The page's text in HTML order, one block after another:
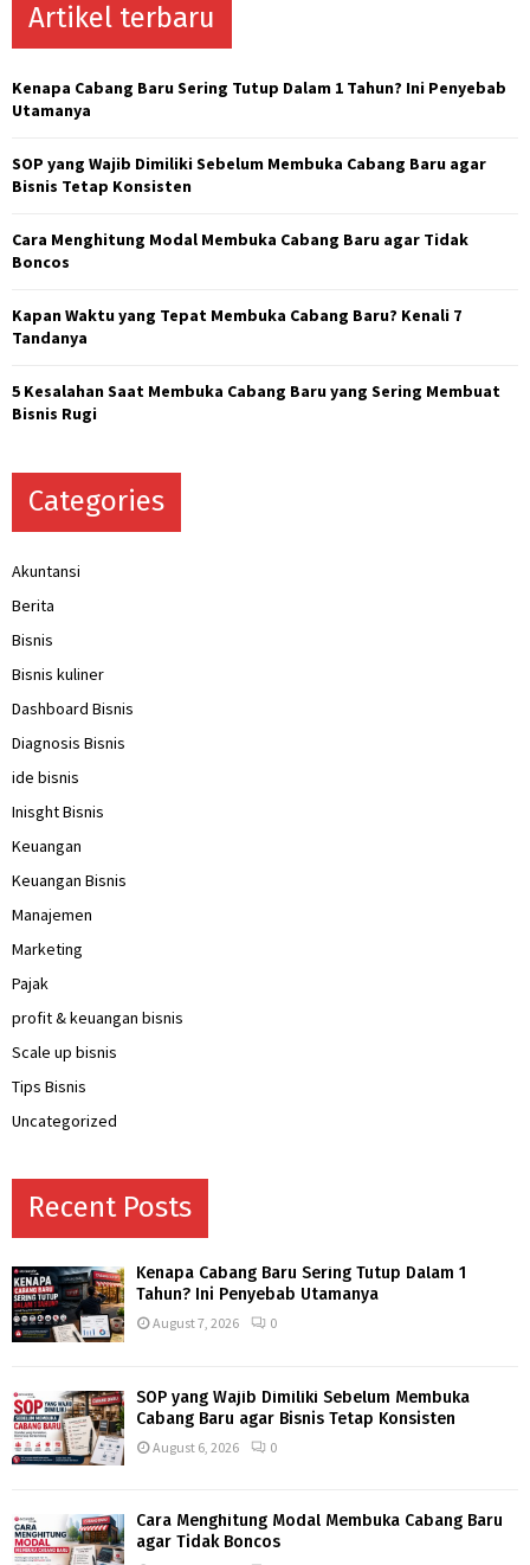
o
r
Artikel terbaru
Kenapa Cabang Baru Sering Tutup Dalam 1 Tahun? Ini Penyebab
Utamanya
SOP yang Wajib Dimiliki Sebelum Membuka Cabang Baru agar
Bisnis Tetap Konsisten
Cara Menghitung Modal Membuka Cabang Baru agar Tidak
Boncos
Kapan Waktu yang Tepat Membuka Cabang Baru? Kenali 7
Tandanya
5 Kesalahan Saat Membuka Cabang Baru yang Sering Membuat
Bisnis Rugi
Categories
Akuntansi
Berita
Bisnis
Bisnis kuliner
Dashboard Bisnis
Diagnosis Bisnis
ide bisnis
Inisght Bisnis
Keuangan
Keuangan Bisnis
Manajemen
Marketing
Pajak
profit & keuangan bisnis
Scale up bisnis
Tips Bisnis
Uncategorized
Recent Posts
Kenapa Cabang Baru Sering Tutup Dalam 1
Tahun? Ini Penyebab Utamanya
August 7, 2026 0
SOP yang Wajib Dimiliki Sebelum Membuka
Cabang Baru agar Bisnis Tetap Konsisten
August 6, 2026 0
Cara Menghitung Modal Membuka Cabang Baru
agar Tidak Boncos